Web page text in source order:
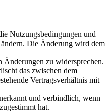
Nutzungsbedingungen und
Die Änderung wird dem
Änderungen zu widersprechen.
das zwischen dem
Vertragsverhältnis mit
und verbindlich, wenn
hat.